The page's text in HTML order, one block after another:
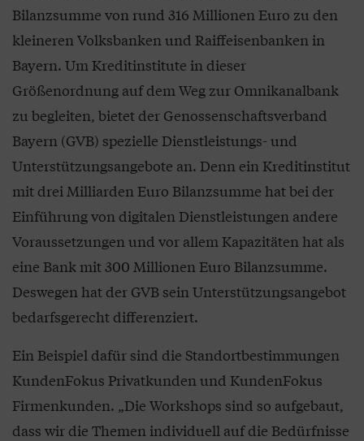
Bilanzsumme von rund 316 Millionen Euro zu den
kleineren Volksbanken und Raiffeisenbanken in
Bayern. Um Kreditinstitute in dieser
Größenordnung auf dem Weg zur Omnikanalbank
zu begleiten, bietet der Genossenschaftsverband
Bayern (GVB) spezielle Dienstleistungs- und
Unterstützungsangebote an. Denn ein Kreditinstitut
mit drei Milliarden Euro Bilanzsumme hat bei der
Einführung von digitalen Dienstleistungen andere
Voraussetzungen und vor allem Kapazitäten hat als
eine Bank mit 300 Millionen Euro Bilanzsumme.
Deswegen hat der GVB sein Unterstützungsangebot
bedarfsgerecht differenziert.
Ein Beispiel dafür sind die Standortbestimmungen
KundenFokus Privatkunden und KundenFokus
Firmenkunden. „Die Workshops sind so aufgebaut,
dass wir die Themen individuell auf die Bedürfnisse